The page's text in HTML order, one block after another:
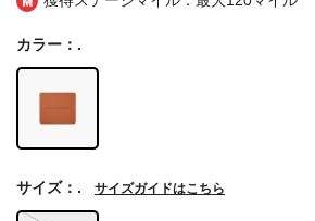
カラー：.
サイズ：. サイズガイドはこちら